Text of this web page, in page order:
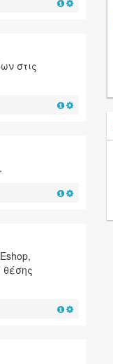
στις
θέσης